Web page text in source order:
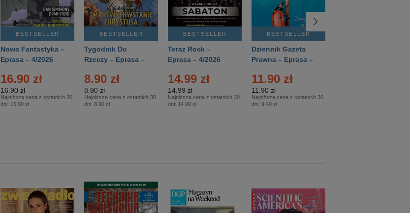
BESTSELLER
Nowa Fantastyka –
Eprasa – 4/2026
16.90 zł
16.90 zł
Najniższa cena z ostatnich 30
dni: 16.90 zł
BESTSELLER
Tygodnik Do
Rzeczy – Eprasa –
8.90 zł
8.90 zł
Najniższa cena z ostatnich 30
dni: 8.90 zł
BESTSELLER
Teraz Rock –
Eprasa – 4/2026
14.99 zł
14.99 zł
Najniższa cena z ostatnich 30
dni: 14.99 zł
BESTSELLER
Dziennik Gazeta
Prawna – Eprasa –
11.90 zł
11.90 zł
Najniższa cena z ostatnich 30
dni: 9.40 zł